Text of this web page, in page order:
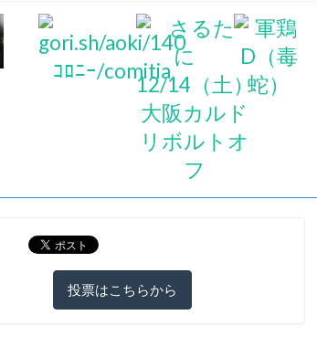
投票はこちらから